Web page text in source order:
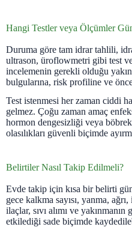
Hangi Testler veya Ölçümler
Duruma göre tam idrar tahlili,
ultrason, üroflowmetri gibi test
incelemenin gerekli olduğu
bulgularına, risk profiline ve
Test istenmesi her zaman ciddi
gelmez. Çoğu zaman amaç
hormon dengesizliği veya
olasılıkları güvenli biçimde
Belirtiler Nasıl Takip Edilmeli?
Evde takip için kısa bir belirti
gece kalkma sayısı, yanma,
ilaçlar, sıvı alımı ve
etkilediği sade biçimde